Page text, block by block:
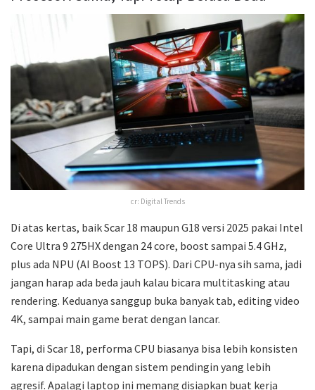
cr: Digital Trends
Di atas kertas, baik Scar 18 maupun G18 versi 2025 pakai Intel
Core Ultra 9 275HX dengan 24 core, boost sampai 5.4 GHz,
plus ada NPU (AI Boost 13 TOPS). Dari CPU-nya sih sama, jadi
jangan harap ada beda jauh kalau bicara multitasking atau
rendering. Keduanya sanggup buka banyak tab, editing video
4K, sampai main game berat dengan lancar.
Tapi, di Scar 18, performa CPU biasanya bisa lebih konsisten
karena dipadukan dengan sistem pendingin yang lebih
agresif. Apalagi laptop ini memang disiapkan buat kerja